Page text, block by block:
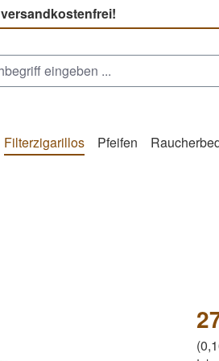
versandkostenfrei!
Filterzigarillos Pfeifen